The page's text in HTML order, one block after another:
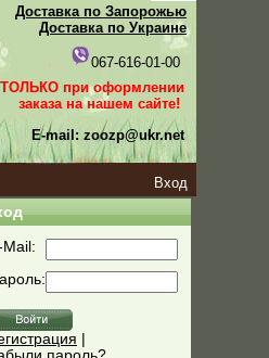
Доставка по Запорожью
Доставка по Украине
067-616-01-00
ТОЛЬКО при оформлении
заказа на нашем сайте!
E-mail: zoozp@ukr.net
Вход
Mail: